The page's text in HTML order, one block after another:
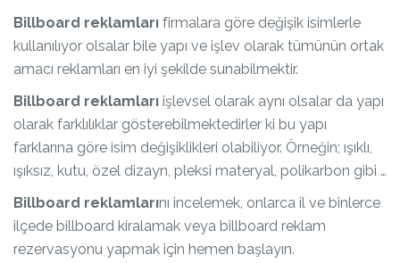
Billboard reklamları firmalara göre değişik isimlerle
kullanılıyor olsalar bile yapı ve işlev olarak tümünün ortak
amacı reklamları en iyi şekilde sunabilmektir.
Billboard reklamları işlevsel olarak aynı olsalar da yapı
olarak farklılıklar gösterebilmektedirler ki bu yapı
farklarına göre isim değişiklikleri olabiliyor. Örneğin; ışıklı,
ışıksız, kutu, özel dizayn, pleksi materyal, polikarbon gibi …
Billboard reklamlarını incelemek, onlarca il ve binlerce
ilçede billboard kiralamak veya billboard reklam
rezervasyonu yapmak için hemen başlayın.